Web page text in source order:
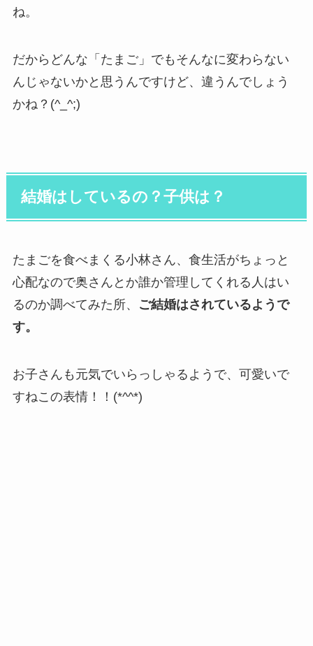
ね。
だからどんな「たまご」でもそんなに変わらない
んじゃないかと思うんですけど、違うんでしょう
かね？(^_^;)
結婚はしているの？子供は？
たまごを食べまくる小林さん、食生活がちょっと
心配なので奥さんとか誰か管理してくれる人はい
るのか調べてみた所、
ご結婚はされているようで
す。
お子さんも元気でいらっしゃるようで、可愛いで
すねこの表情！！(*^^*)